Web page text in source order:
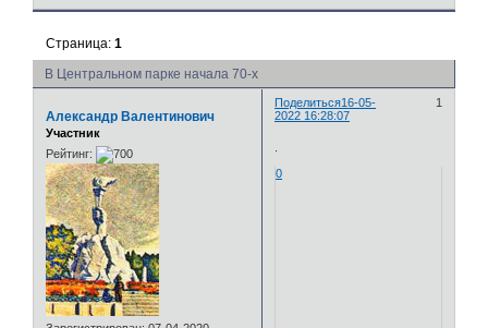
В Центральном парке начала 70-х
Страница:1
Поделиться 1
16-05-
2022 16:28:07
Александр Валентинович
Участник
Рейтинг:
0